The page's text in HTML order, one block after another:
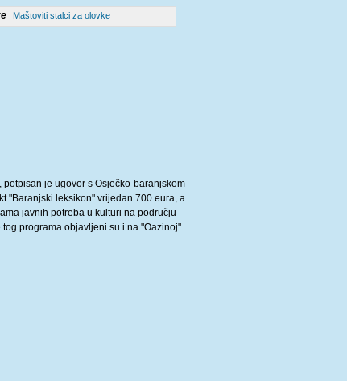
Maštoviti stalci za olovke
je ugovor s Osječko-baranjskom
"Baranjski leksikon" vrijedan 700 eura, a
javnih potreba u kulturi na području
programa objavljeni su i na "Oazinoj"